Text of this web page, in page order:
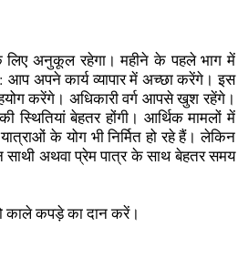
लिए अनुकूल रहेगा। महीने के पहले भाग में
अपने कार्य व्यापार में अच्छा करेंगे। इस
करेंगे। अधिकारी वर्ग आपसे खुश रहेंगे।
स्थितियां बेहतर होंगी। आर्थिक मामलों में
के योग भी निर्मित हो रहे हैं। लेकिन
साथी अथवा प्रेम पात्र के साथ बेहतर समय
काले कपड़े का दान करें।